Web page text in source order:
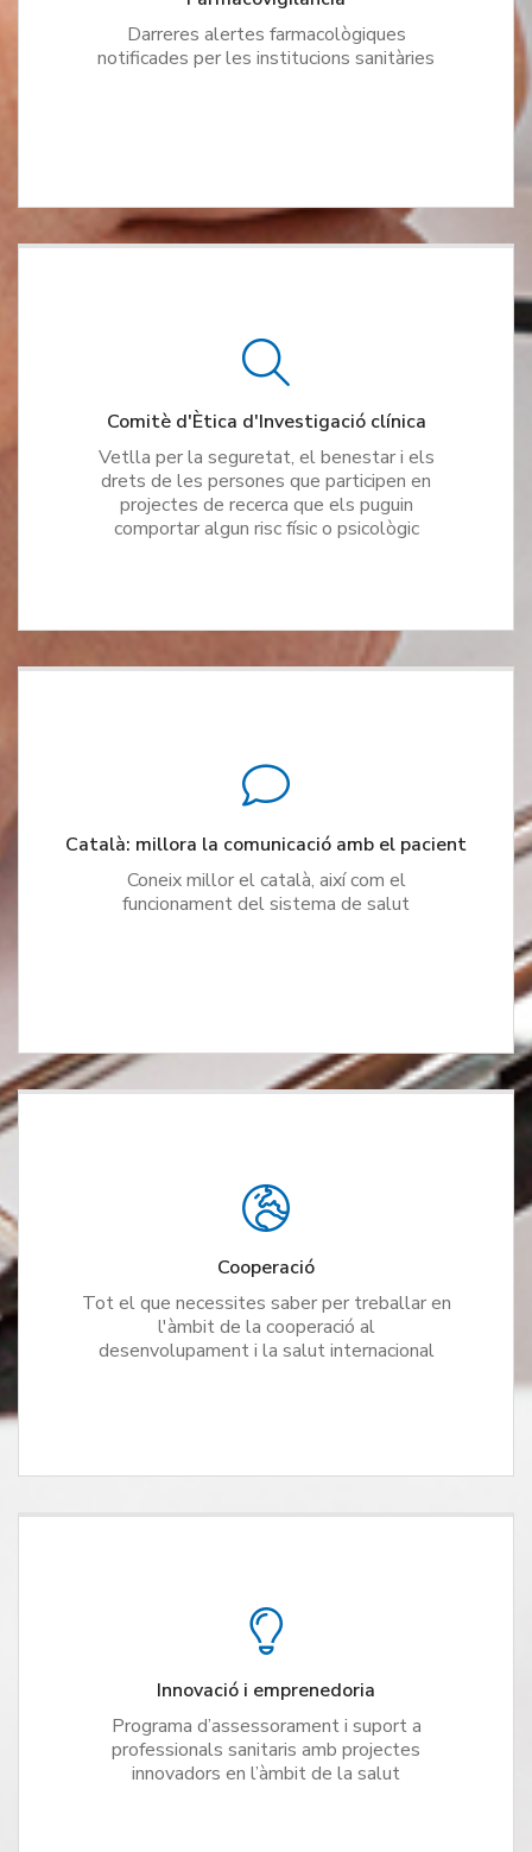
Darreres alertes farmacològiques
notificades per les institucions sanitàries
Comitè d'Ètica d'Investigació clínica
Vetlla per la seguretat, el benestar i els
drets de les persones que participen en
projectes de recerca que els puguin
comportar algun risc físic o psicològic
Català: millora la comunicació amb el pacient
Coneix millor el català, així com el
funcionament del sistema de salut
Cooperació
Tot el que necessites saber per treballar en
l'àmbit de la cooperació al
desenvolupament i la salut internacional
Innovació i emprenedoria
Programa d’assessorament i suport a
professionals sanitaris amb projectes
innovadors en l’àmbit de la salut